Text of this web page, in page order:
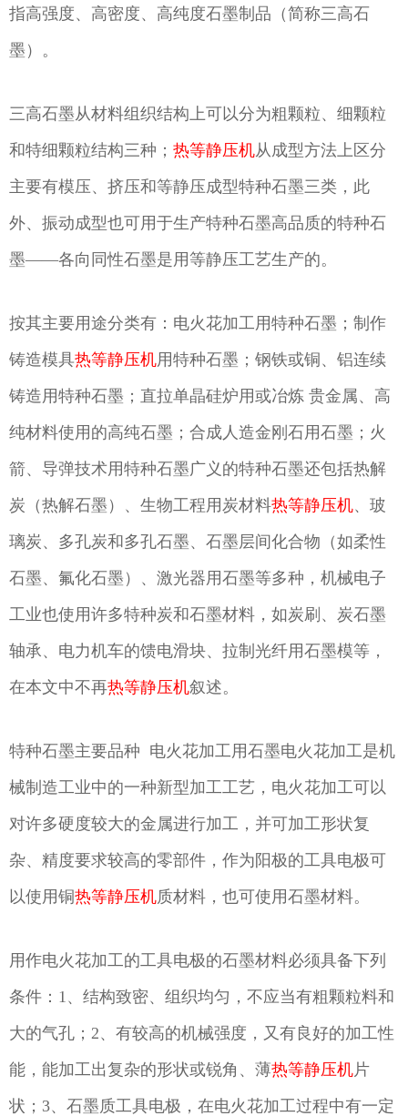
指高强度、高密度、高纯度石墨制品（简称三高石
墨）。
三高石墨从材料组织结构上可以分为粗颗粒、细颗粒
和特细颗粒结构三种； 热等静压机从成型方法上区分
主要有模压、挤压和等静压成型特种石墨三类，此
外、振动成型也可用于生产特种石墨高品质的特种石
墨——各向同性石墨是用等静压工艺生产的。
按其主要用途分类有：电火花加工用特种石墨；制作
铸造模具热等静压机用特种石墨；钢铁或铜、铝连续
铸造用特种石墨；直拉单晶硅炉用或冶炼 贵金属、高
纯材料使用的高纯石墨；合成人造金刚石用石墨；火
箭、导弹技术用特种石墨广义的特种石墨还包括热解
炭（热解石墨）、生物工程用炭材料热等静压机、玻
璃炭、多孔炭和多孔石墨、石墨层间化合物（如柔性
石墨、氟化石墨）、激光器用石墨等多种，机械电子
工业也使用许多特种炭和石墨材料，如炭刷、炭石墨
轴承、电力机车的馈电滑块、拉制光纤用石墨模等，
在本文中不再热等静压机叙述。
特种石墨主要品种 电火花加工用石墨电火花加工是机
械制造工业中的一种新型加工工艺，电火花加工可以
对许多硬度较大的金属进行加工，并可加工形状复
杂、精度要求较高的零部件，作为阳极的工具电极可
以使用铜热等静压机质材料，也可使用石墨材料。
用作电火花加工的工具电极的石墨材料必须具备下列
条件：1、结构致密、组织均匀，不应当有粗颗粒料和
大的气孔；2、有较高的机械强度，又有良好的加工性
能，能加工出复杂的形状或锐角、薄热等静压机片
状；3、石墨质工具电极，在电火花加工过程中有一定